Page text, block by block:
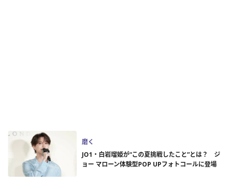
磨く
JO1・白岩瑠姫が“この夏挑戦したこと”とは？ ジ
ョー マローン体験型POP UPフォトコールに登場